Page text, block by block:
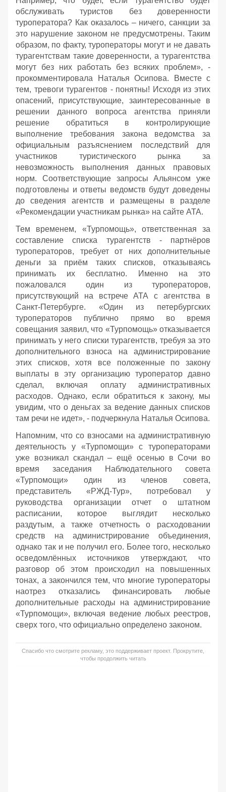
обслуживать туристов без доверенности
туроператора? Как оказалось – ничего, санкции за
это нарушение законом не предусмотрены. Таким
образом, по факту, туроператоры могут и не давать
турагентствам такие доверенности, а турагентства
могут без них работать без всяких проблем», -
прокомментировала Наталья Осипова. Вместе с
тем, тревоги турагентов - понятны! Исходя из этих
опасений, присутствующие, заинтересованные в
решении данного вопроса агентства приняли
решение обратиться в контролирующие
выполнение требования закона ведомства за
официальным разъяснением последствий для
участников туристического рынка за
невозможность выполнения данных правовых
норм. Соответствующие запросы Альянсом уже
подготовлены и ответы ведомств будут доведены
до сведения агентств и размещены в разделе
«Рекомендации участникам рынка» на сайте АТА.
Тем временем, «Турпомощь», ответственная за
составление списка турагентств - партнёров
туроператоров, требует от них дополнительные
деньги за приём таких списков, отказываясь
принимать их бесплатно. Именно на это
пожаловался один из туроператоров,
присутствующий на встрече АТА с агентства в
Санкт-Петербурге. «Один из петербургских
туроператоров публично прямо во время
совещания заявил, что «Турпомощь» отказывается
принимать у него списки турагентств, требуя за это
дополнительного взноса на администрирование
этих списков, хотя все положенные по закону
выплаты в эту организацию туроператор давно
сделал, включая оплату административных
расходов. Однако, если обратиться к закону, мы
увидим, что о деньгах за ведение данных списков
там речи не идет», - подчеркнула Наталья Осипова.
Напомним, что со взносами на административную
деятельность у «Турпомощи» с туроператорами
уже возникал скандал – ещё осенью в Сочи во
время заседания Наблюдательного совета
«Турпомощи» один из членов совета,
представитель «РЖД-Тур», потребовал у
руководства организации отчет о штатном
расписании, которое выглядит несколько
раздутым, а также отчетность о расходовании
средств на администрирование объединения,
однако так и не получил его. Более того, несколько
осведомлённых источников утверждают, что
разговор об этом происходил на повышенных
тонах, а закончился тем, что многие туроператоры
наотрез отказались финансировать любые
дополнительные расходы на администрирование
«Турпомощи», включая ведение любых реестров,
сверх того, что официально определено законом.
Спасибо что смотрите рекламу, это поддерживает проект. Прокрутите,
чтобы продолжить читать